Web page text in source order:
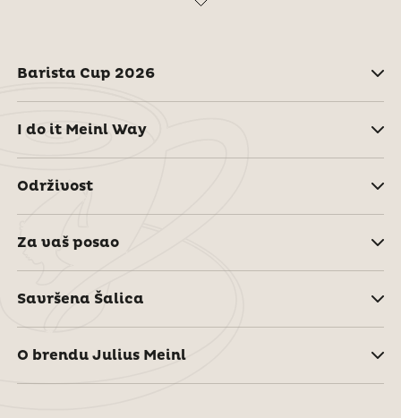
Barista Cup 2026
I do it Meinl Way
Održivost
Za vaš posao
Savršena Šalica
O brendu Julius Meinl